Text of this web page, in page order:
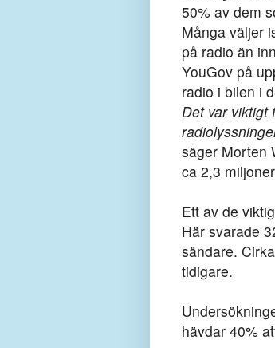
50% av dem
Många väljer
på radio än
YouGov på
radio i bilen i
Det var viktigt
säger Morten
ca 2,3
Ett av de
Här svarade
sändare.
tidigare.
hävdar 40%